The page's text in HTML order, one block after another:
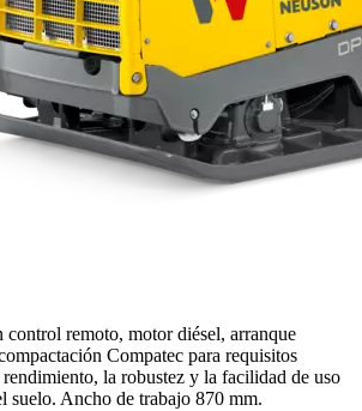
control remoto, motor diésel, arranque
Compatec para requisitos
la robustez y la facilidad de uso
suelo. Ancho de trabajo 870 mm.